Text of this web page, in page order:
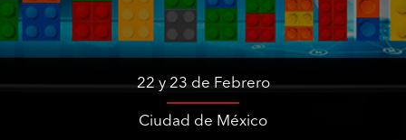
22 y 23 de Febrero
Ciudad de México